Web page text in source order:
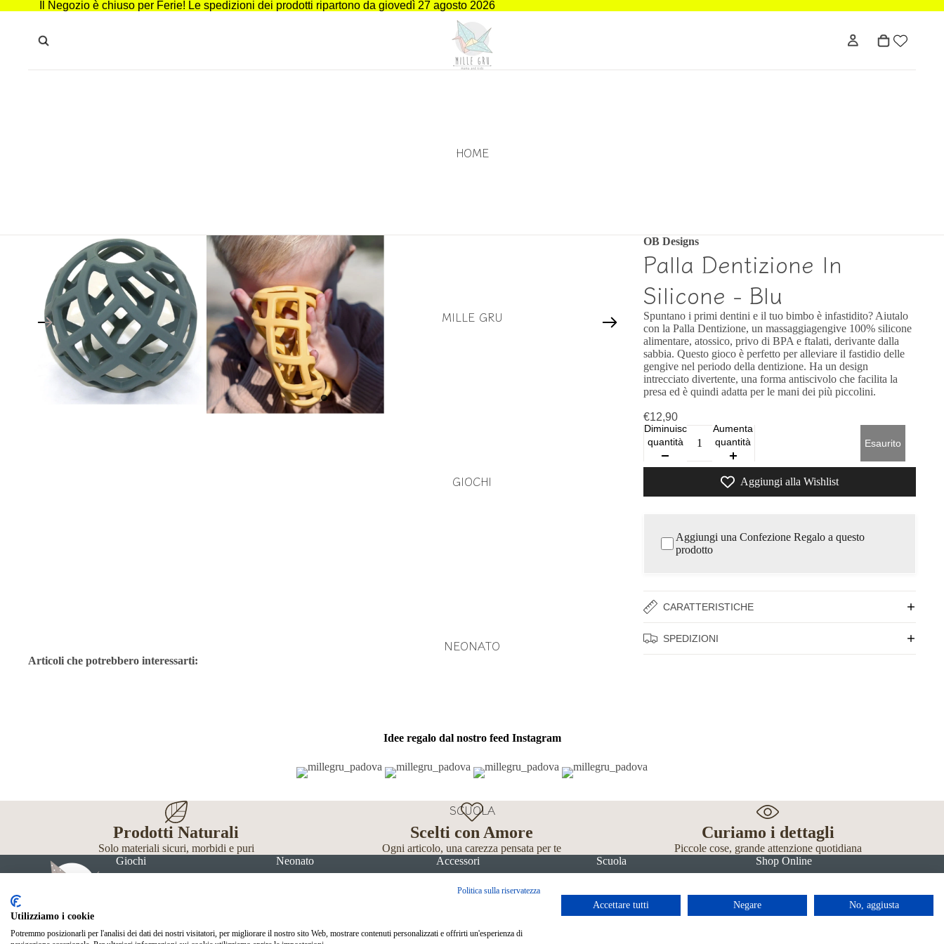
Il Negozio è chiuso per Ferie! Le spedizioni dei prodotti ripartono da giovedì 27 agosto 2026
HOME
MILLE GRU
GIOCHI
NEONATO
SCUOLA
OB Designs
Palla Dentizione In
Silicone - Blu
Spuntano i primi dentini e il tuo bimbo è infastidito? Aiutalo
con la Palla Dentizione, un massaggiagengive 100% silicone
alimentare, atossico, privo di BPA e ftalati, derivante dalla
sabbia. Questo gioco è perfetto per alleviare il fastidio delle
gengive nel periodo della dentizione. Ha un design
intrecciato divertente, una forma antiscivolo che facilita la
presa ed è quindi adatta per le mani dei più piccolini.
€12,90
Diminuisci
quantità
Aumenta
quantità
Esaurito
Aggiungi alla Wishlist
Aggiungi una Confezione Regalo a questo
prodotto
CARATTERISTICHE
SPEDIZIONI
Articoli che potrebbero interessarti:
Idee regalo dal nostro feed Instagram
Prodotti Naturali
Solo materiali sicuri, morbidi e puri
Scelti con Amore
Ogni articolo, una carezza pensata per te
Curiamo i dettagli
Piccole cose, grande attenzione quotidiana
Giochi
Neonato Accessori Scuola Shop Online
Politica sulla riservatezza
Utilizziamo i cookie
Potremmo posizionarli per l'analisi dei dati dei nostri visitatori, per migliorare il nostro sito Web, mostrare contenuti personalizzati e offrirti un'esperienza di
Accettare tutti Negare No, aggiusta